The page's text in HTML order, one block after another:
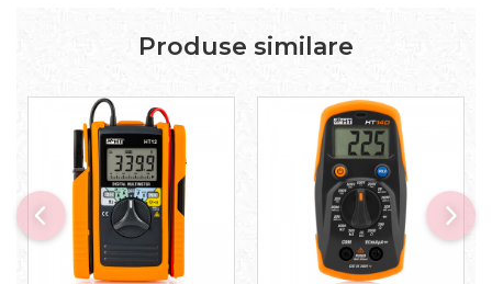
Produse similare